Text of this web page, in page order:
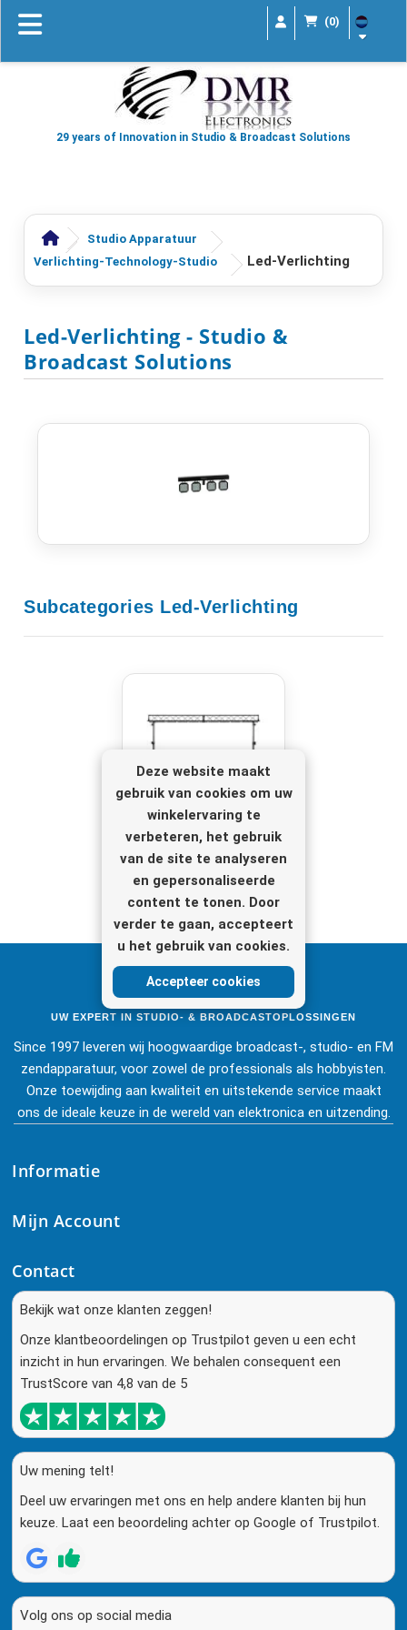
(0)
29 years of Innovation in Studio & Broadcast Solutions
Deze website maakt
gebruik van cookies om uw
winkelervaring te
verbeteren, het gebruik
van de site te analyseren
en gepersonaliseerde
content te tonen. Door
verder te gaan, accepteert
u het gebruik van cookies.
Accepteer cookies
Studio Apparatuur
Verlichting-Technology-Studio
Led-Verlichting
Led-Verlichting - Studio &
Broadcast Solutions
Subcategories Led-Verlichting
Statieven-Montage-
Accessoires
UW EXPERT IN STUDIO- & BROADCASTOPLOSSINGEN
Since 1997 leveren wij hoogwaardige broadcast-, studio- en FM
zendapparatuur, voor zowel de professionals als hobbyisten.
Onze toewijding aan kwaliteit en uitstekende service maakt
ons de ideale keuze in de wereld van elektronica en uitzending.
Informatie
Mijn Account
Contact
Bekijk wat onze klanten zeggen!
Onze klantbeoordelingen op Trustpilot geven u een echt
inzicht in hun ervaringen. We behalen consequent een
TrustScore van 4,8 van de 5
Uw mening telt!
Deel uw ervaringen met ons en help andere klanten bij hun
keuze. Laat een beoordeling achter op Google of Trustpilot.
Volg ons op social media